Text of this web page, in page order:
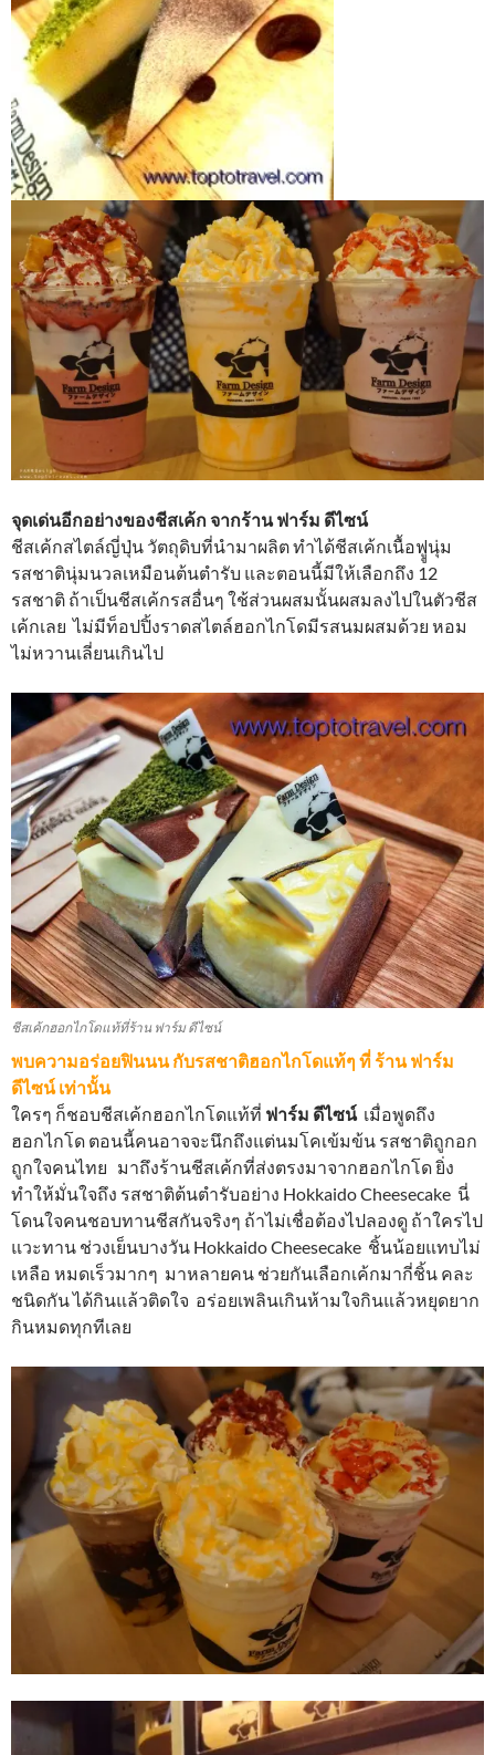
จุดเด่นอีกอย่างของชีสเค้ก จากร้าน ฟาร์ม ดีไซน์
ชีสเค้กสไตล์ญี่ปุ่น วัตถุดิบที่นำมาผลิต ทำได้ชีสเค้กเนื้อฟููนุ่ม
รสชาตินุ่มนวลเหมือนต้นตำรับ และตอนนี้มีให้เลือกถึง 12
รสชาติ ถ้าเป็นชีสเค้กรสอื่นๆ ใช้ส่วนผสมนั้นผสมลงไปในตัวชีส
เค้กเลย ไม่มีท็อปปิ้งราดสไตล์ฮอกไกโดมีรสนมผสมด้วย หอม
ไม่หวานเลี่ยนเกินไป
ชีสเค้กฮอกไกโดแท้ที่ร้าน ฟาร์ม ดีไซน์
พบความอร่อยฟินนน กับรสชาติฮอกไกโดแท้ๆ ที่ ร้าน ฟาร์ม
ดีไซน์ เท่านั้น
ใครๆ ก็ชอบชีสเค้กฮอกไกโดแท้ที่ ฟาร์ม ดีไซน์ เมื่อพูดถึง
ฮอกไกโด ตอนนี้คนอาจจะนึกถึงแต่นมโคเข้มข้น รสชาติถูกอก
ถูกใจคนไทย มาถึงร้านชีสเค้กที่ส่งตรงมาจากฮอกไกโด ยิ่ง
ทำให้มั่นใจถึง รสชาติต้นตำรับอย่าง Hokkaido Cheesecake นี่
โดนใจคนชอบทานชีสกันจริงๆ ถ้าไม่เชื่อต้องไปลองดู ถ้าใครไป
แวะทาน ช่วงเย็นบางวัน Hokkaido Cheesecake ชิ้นน้อยแทบไม่
เหลือ หมดเร็วมากๆ มาหลายคน ช่วยกันเลือกเค้กมากี่ชิ้น คละ
ชนิดกัน ได้กินแล้วติดใจ อร่อยเพลินเกินห้ามใจกินแล้วหยุดยาก
กินหมดทุกทีเลย